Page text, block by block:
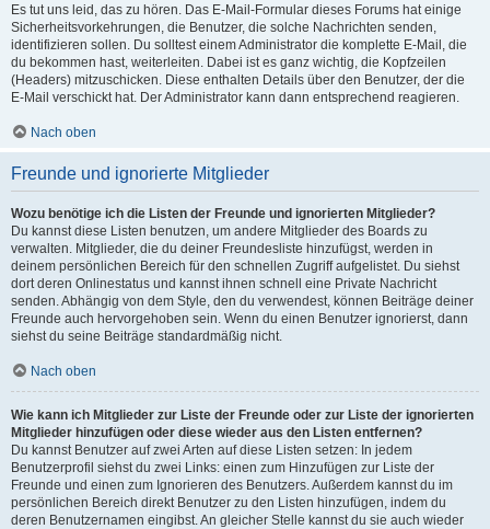
Es tut uns leid, das zu hören. Das E-Mail-Formular dieses Forums hat einige
Sicherheitsvorkehrungen, die Benutzer, die solche Nachrichten senden,
identifizieren sollen. Du solltest einem Administrator die komplette E-Mail, die
du bekommen hast, weiterleiten. Dabei ist es ganz wichtig, die Kopfzeilen
(Headers) mitzuschicken. Diese enthalten Details über den Benutzer, der die
E-Mail verschickt hat. Der Administrator kann dann entsprechend reagieren.
Nach oben
Freunde und ignorierte Mitglieder
Wozu benötige ich die Listen der Freunde und ignorierten Mitglieder?
Du kannst diese Listen benutzen, um andere Mitglieder des Boards zu
verwalten. Mitglieder, die du deiner Freundesliste hinzufügst, werden in
deinem persönlichen Bereich für den schnellen Zugriff aufgelistet. Du siehst
dort deren Onlinestatus und kannst ihnen schnell eine Private Nachricht
senden. Abhängig von dem Style, den du verwendest, können Beiträge deiner
Freunde auch hervorgehoben sein. Wenn du einen Benutzer ignorierst, dann
siehst du seine Beiträge standardmäßig nicht.
Nach oben
Wie kann ich Mitglieder zur Liste der Freunde oder zur Liste der ignorierten
Mitglieder hinzufügen oder diese wieder aus den Listen entfernen?
Du kannst Benutzer auf zwei Arten auf diese Listen setzen: In jedem
Benutzerprofil siehst du zwei Links: einen zum Hinzufügen zur Liste der
Freunde und einen zum Ignorieren des Benutzers. Außerdem kannst du im
persönlichen Bereich direkt Benutzer zu den Listen hinzufügen, indem du
deren Benutzernamen eingibst. An gleicher Stelle kannst du sie auch wieder